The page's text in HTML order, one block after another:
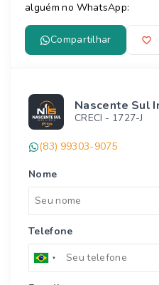
alguém no WhatsApp:
Compartilhar
Nascente Sul
CRECI - 1727-J
(83) 99303-9075
Nome
Telefone